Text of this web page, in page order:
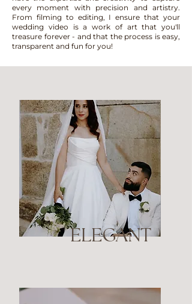
every moment with precision and artistry.
From filming to editing, I ensure that your
wedding video is a work of art that you'll
treasure forever - and that the process is easy,
transparent and fun for you!
ELEGANT